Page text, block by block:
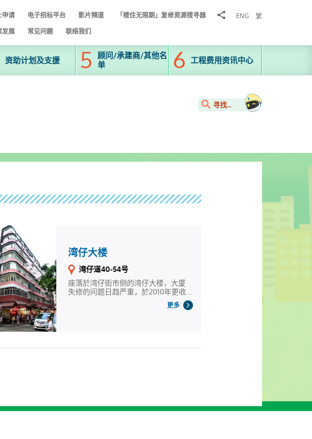
申请 电子招标平台 影片頻道 「楼住无限期」复修资源搜寻器
分
ENG 繁
发展 常见问题 联络我们
资助计划及支援
顾问/承建商/其他名
单
工程费用资讯中心
寻找...
湾仔大楼
湾仔道40-54号
座落於湾仔街市侧的湾仔大楼，大厦
失修的问题日趋严重，於2010年更收...
更多